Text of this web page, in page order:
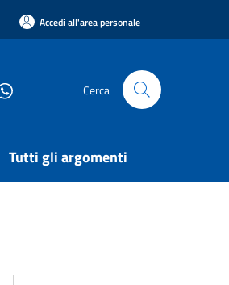
Accedi all'area personale
Cerca
Tutti gli argomenti